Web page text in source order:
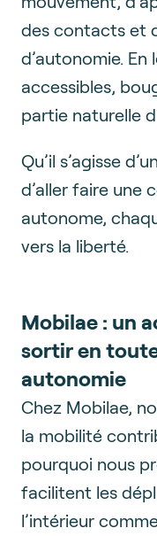
des contacts et
d’autonomie.
accessibles,
partie naturelle
Qu’il s’agisse
d’aller faire une
autonome,
vers la liberté.
Mobilae : un
sortir en
autonomie
Chez Mobilae,
la mobilité
pourquoi nous
facilitent les
l’intérieur